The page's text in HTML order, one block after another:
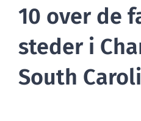
TURISTVISUM
HJÆLP
BLOG
10 over de
steder i
South